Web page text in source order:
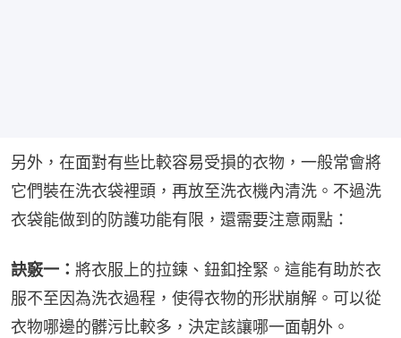
另外，在面對有些比較容易受損的衣物，一般常會將
它們裝在洗衣袋裡頭，再放至洗衣機內清洗。不過洗
衣袋能做到的防護功能有限，還需要注意兩點：
訣竅一： 將衣服上的拉鍊、鈕釦拴緊。這能有助於衣
服不至因為洗衣過程，使得衣物的形狀崩解。可以從
衣物哪邊的髒污比較多，決定該讓哪一面朝外。